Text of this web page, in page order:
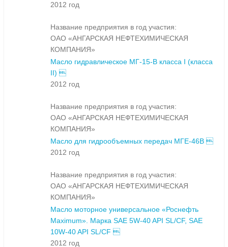
2012 год
Название предприятия в год участия:
ОАО «АНГАРСКАЯ НЕФТЕХИМИЧЕСКАЯ
КОМПАНИЯ»
Масло гидравлическое МГ-15-В класса I (класса
II) 
2012 год
Название предприятия в год участия:
ОАО «АНГАРСКАЯ НЕФТЕХИМИЧЕСКАЯ
КОМПАНИЯ»
Масло для гидрообъемных передач МГЕ-46В 
2012 год
Название предприятия в год участия:
ОАО «АНГАРСКАЯ НЕФТЕХИМИЧЕСКАЯ
КОМПАНИЯ»
Масло моторное универсальное «Роснефть
Maximum». Марка SAE 5W-40 API SL/CF, SAE
10W-40 API SL/CF 
2012 год